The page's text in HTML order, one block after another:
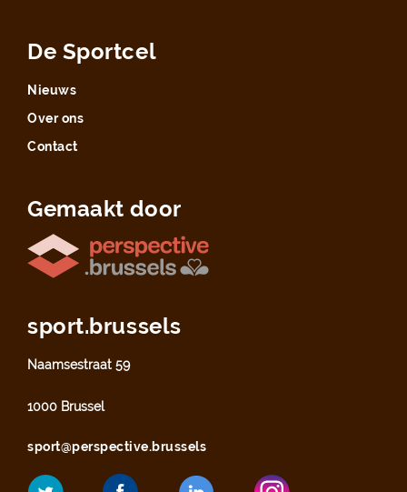
De Sportcel
Nieuws
Over ons
Contact
Gemaakt door
sport.brussels
Naamsestraat 59
1000 Brussel
sport@perspective.brussels